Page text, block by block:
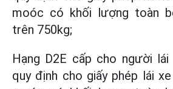
moóc có khối lượng toàn
trên 750kg;
Hạng D2E cấp cho người
quy định cho giấy phép lái